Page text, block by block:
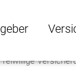
öffnen